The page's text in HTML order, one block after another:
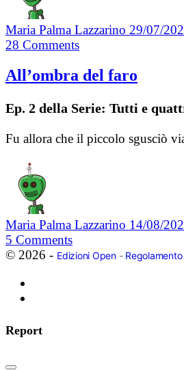
Maria Palma Lazzarino 29/07/
28 Comments
All’ombra del faro
Ep. 2 della Serie: Tutti e
Fu allora che il piccolo sgusciò
Maria Palma Lazzarino 14/08/
5 Comments
© 2026 - Edizioni Open- Regolamento
Report